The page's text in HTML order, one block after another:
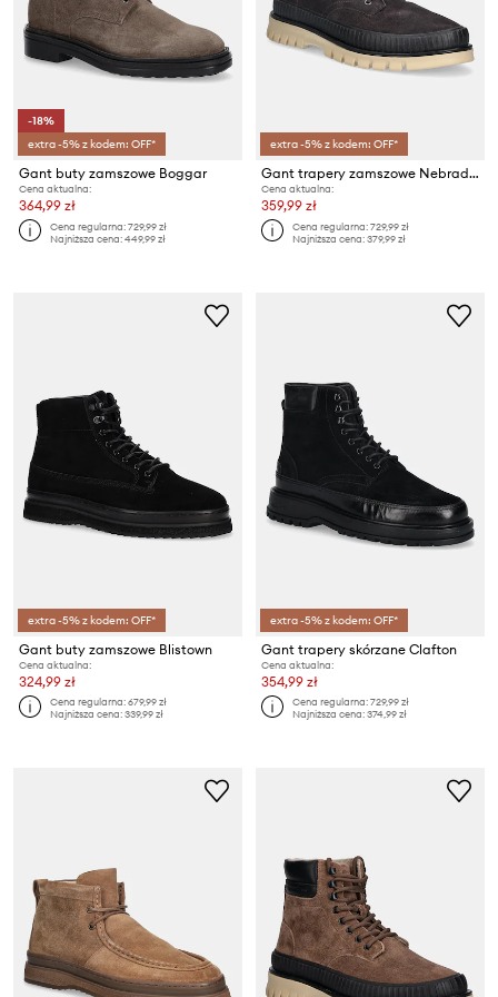
-18%
extra -5% z kodem: OFF*
Gant buty zamszowe Boggar
Cena aktualna:
364,99 zł
Cena regularna:729,99 zł
Najniższa cena:449,99 zł
extra -5% z kodem: OFF*
Gant trapery zamszowe Nebrada
Cena aktualna:
359,99 zł
Cena regularna:729,99 zł
Najniższa cena:379,99 zł
extra -5% z kodem: OFF*
Gant buty zamszowe Blistown
Cena aktualna:
324,99 zł
Cena regularna:679,99 zł
Najniższa cena:339,99 zł
extra -5% z kodem: OFF*
Gant trapery skórzane Clafton
Cena aktualna:
354,99 zł
Cena regularna:729,99 zł
Najniższa cena:374,99 zł